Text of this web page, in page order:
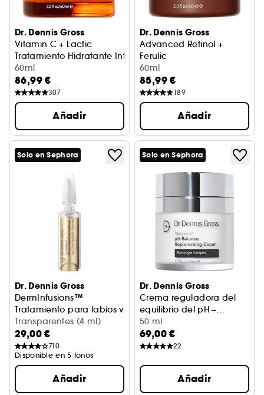
Dr. Dennis Gross
Vitamin C + Lactic
Tratamiento Hidratante Intenso Firmeza Lift
60ml
86,99 €
307
Añadir
Dr. Dennis Gross
Advanced Retinol +
Ferulic
Crema Antiarrugas Intensa
60ml
85,99 €
189
Añadir
Solo en Sephora
Dr. Dennis Gross
DermInfusions™
Tratamiento para labios voluminizador y reparador con
Transparentes (4 ml)
29,00 €
710
Disponible en 5 tonos
Añadir
Solo en Sephora
Dr. Dennis Gross
Crema reguladora del
equilibrio del pH –
Hidratante
50 ml
69,00 €
22
Añadir